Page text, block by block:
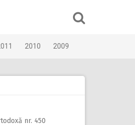
2010 2009
nr. 450